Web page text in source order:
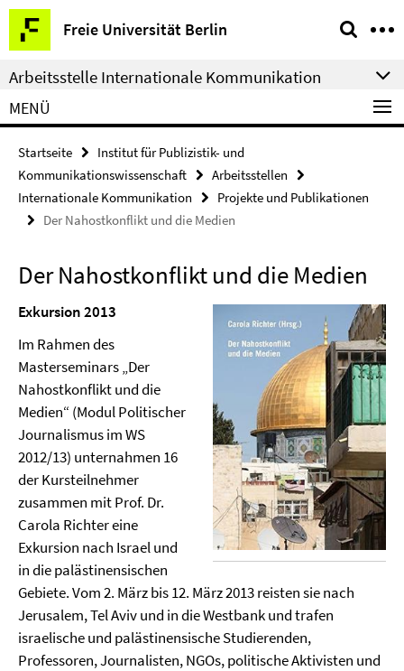
Springe
direkt
zu
Inhalt
Freie Universität Berlin
Service-
Navigation
Arbeitsstelle Internationale Kommunikation
MENÜ
Startseite
Institut für Publizistik- und
Kommunikationswissenschaft
Arbeitsstellen
Internationale Kommunikation
Projekte und Publikationen
Der Nahostkonflikt und die Medien
Der Nahostkonflikt und die Medien
Exkursion 2013
Im Rahmen des
Masterseminars „Der
Nahostkonflikt und die
Medien“ (Modul Politischer
Journalismus im WS
2012/13) unternahmen 16
der Kursteilnehmer
zusammen mit Prof. Dr.
Carola Richter eine
Exkursion nach Israel und
in die palästinensischen
Gebiete. Vom 2. März bis 12. März 2013 reisten sie nach
Jerusalem, Tel Aviv und in die Westbank und trafen
israelische und palästinensische Studierenden,
Professoren, Journalisten, NGOs, politische Aktivisten und